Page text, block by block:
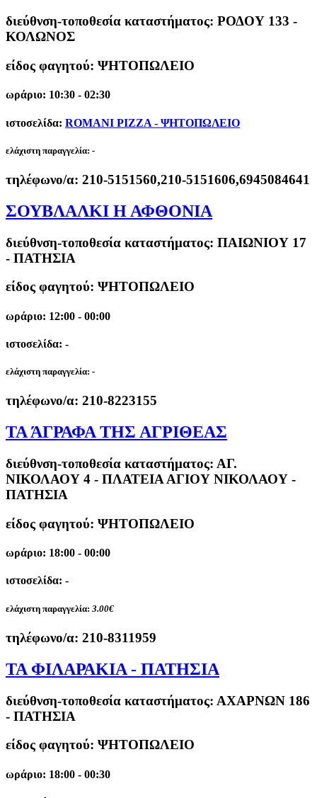
διεύθνση-τοποθεσία καταστήματος: ΡΟΔΟΥ 133 -
ΚΟΛΩΝΟΣ
είδος φαγητού: ΨΗΤΟΠΩΛΕΙΟ
ωράριο: 10:30 - 02:30
ιστοσελίδα: ROMANI PIZZA - ΨΗΤΟΠΩΛΕΙΟ
ελάχιστη παραγγελία: -
τηλέφωνο/α: 210-5151560,210-5151606,6945084641
ΣΟΥΒΛΑΛΚΙ Η ΑΦΘΟΝΙΑ
διεύθνση-τοποθεσία καταστήματος: ΠΑΙΩΝΙΟΥ 17
- ΠΑΤΗΣΙΑ
είδος φαγητού: ΨΗΤΟΠΩΛΕΙΟ
ωράριο: 12:00 - 00:00
ιστοσελίδα: -
ελάχιστη παραγγελία: -
τηλέφωνο/α: 210-8223155
ΤΑ ΆΓΡΑΦΑ ΤΗΣ ΑΓΡΙΘΕΑΣ
διεύθνση-τοποθεσία καταστήματος: ΑΓ.
ΝΙΚΟΛΑΟΥ 4 - ΠΛΑΤΕΙΑ ΑΓΙΟΥ ΝΙΚΟΛΑΟΥ -
ΠΑΤΗΣΙΑ
είδος φαγητού: ΨΗΤΟΠΩΛΕΙΟ
ωράριο: 18:00 - 00:00
ιστοσελίδα: -
ελάχιστη παραγγελία: 3.00€
τηλέφωνο/α: 210-8311959
ΤΑ ΦΙΛΑΡΑΚΙΑ - ΠΑΤΗΣΙΑ
διεύθνση-τοποθεσία καταστήματος: ΑΧΑΡΝΩΝ 186
- ΠΑΤΗΣΙΑ
είδος φαγητού: ΨΗΤΟΠΩΛΕΙΟ
ωράριο: 18:00 - 00:30